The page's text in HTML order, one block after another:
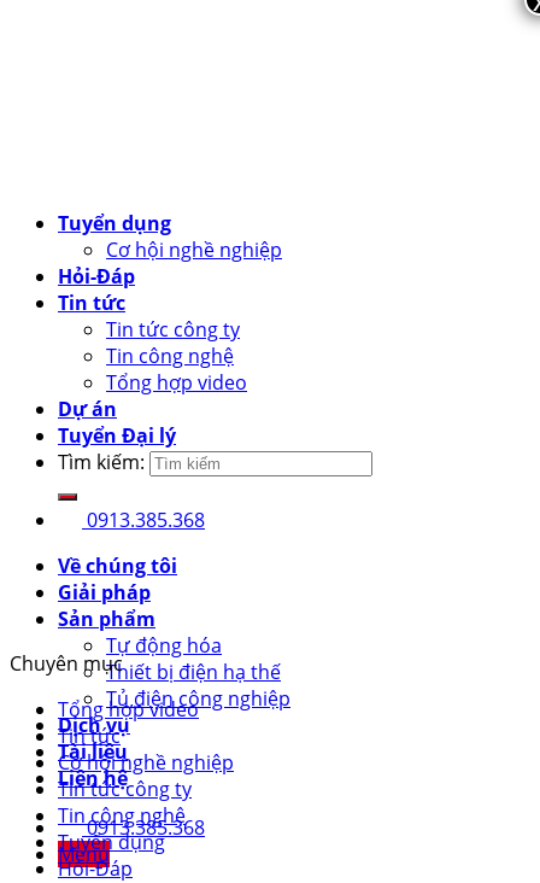
Tuyển dụng
Cơ hội nghề nghiệp
Hỏi-Đáp
Tin tức
Tin tức công ty
Tin công nghệ
Tổng hợp video
Dự án
Tuyển Đại lý
Tìm kiếm:
0913.385.368
Về chúng tôi
Giải pháp
Sản phẩm
Tự động hóa
Thiết bị điện hạ thế
Tủ điện công nghiệp
Dịch vụ
Tài liệu
Liên hệ
0913.385.368
Menu
Chuyên mục
Tổng hợp video
Tin tức
Cơ hội nghề nghiệp
Tin tức công ty
Tin công nghệ
Tuyển dụng
Hỏi-Đáp